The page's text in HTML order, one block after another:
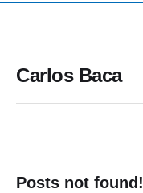
Carlos Baca
Posts not found!